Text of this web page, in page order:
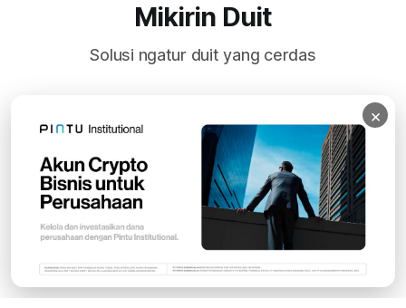
Mikirin Duit
Solusi ngatur duit yang cerdas
Subscribe
×